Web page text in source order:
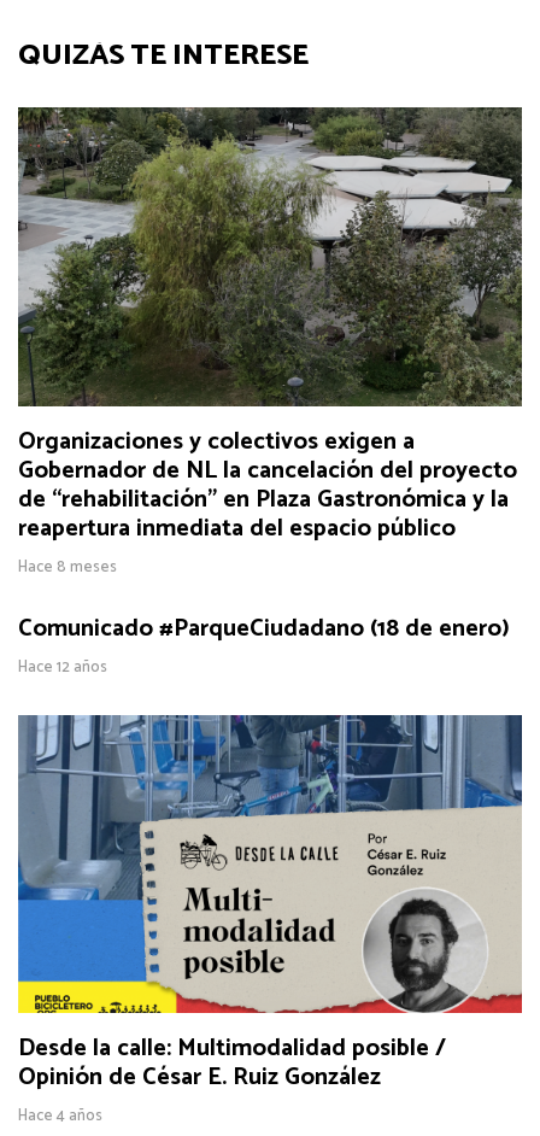
QUIZÁS TE INTERESE
Organizaciones y colectivos exigen a
Gobernador de NL la cancelación del proyecto
de “rehabilitación” en Plaza Gastronómica y la
reapertura inmediata del espacio público
Hace 8 meses
Comunicado #ParqueCiudadano (18 de enero)
Hace 12 años
Desde la calle: Multimodalidad posible /
Opinión de César E. Ruiz González
Hace 4 años